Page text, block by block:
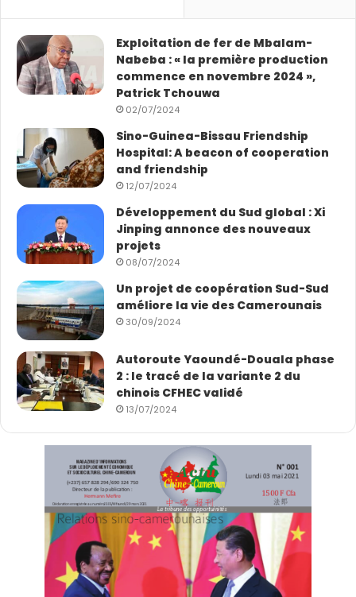
Exploitation de fer de Mbalam-
Nabeba : « la première production
commence en novembre 2024 »,
Patrick Tchouwa
02/07/2024
Sino-Guinea-Bissau Friendship
Hospital: A beacon of cooperation
and friendship
12/07/2024
Développement du Sud global : Xi
Jinping annonce des nouveaux
projets
08/07/2024
Un projet de coopération Sud-Sud
améliore la vie des Camerounais
30/09/2024
Autoroute Yaoundé-Douala phase
2 : le tracé de la variante 2 du
chinois CFHEC validé
13/07/2024